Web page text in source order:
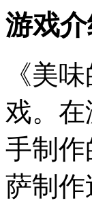
游戏
《美
戏。
手制
萨制